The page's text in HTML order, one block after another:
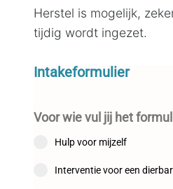
Herstel is mogelijk,
tijdig wordt ingezet.
Intakeformulier
Voor wie vul jij het
Hulp voor mijzelf
Interventie voor een